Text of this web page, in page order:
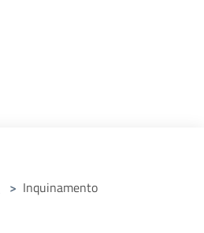
> Inquinamento